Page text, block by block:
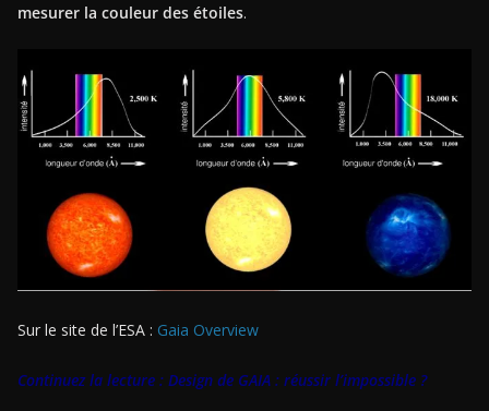
mesurer la couleur des étoiles.
Sur le site de l’ESA : Gaia Overview
Continuez la lecture : Design de GAIA : réussir l’impossible ?